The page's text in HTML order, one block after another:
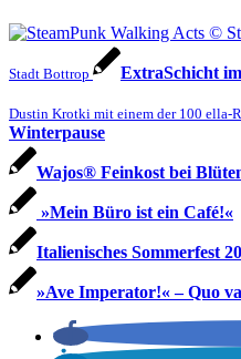
Stadt Bottrop ExtraSchicht
Dustin Krotki mit einem der 100 ella-
Winterpause
Wajos® Feinkost bei
»Mein Büro ist ein Café!«
Italienisches Sommerfest
»Ave Imperator!« – Quo